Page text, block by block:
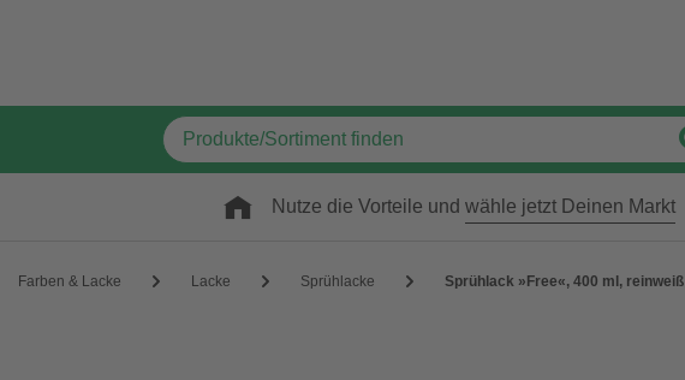
Nutze die Vorteile und wähle jetzt Deinen Markt
Farben & Lacke Lacke Sprühlacke Sprühlack »Free«, 400 ml, reinweiß